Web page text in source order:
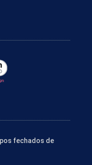
fechados de